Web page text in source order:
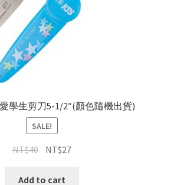
愛學生剪刀5-1/2″(顏色隨機出貨)
SALE!
NT$40 NT$27
Add to cart